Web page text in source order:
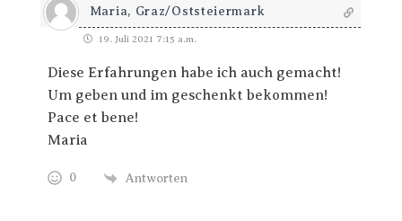
Maria, Graz/Oststeiermark
19. Juli 2021 7:15 a.m.
Diese Erfahrungen habe ich auch gemacht!
Um geben und im geschenkt bekommen!
Pace et bene!
Maria
0 Antworten